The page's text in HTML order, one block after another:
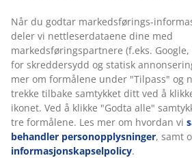
Når du godtar markedsførings-
deler vi nettleserdataene dine med
markedsføringspartnere (f.eks. Google,
for skreddersydd og statisk
mer om formålene under "Tilpass" og
trekke tilbake samtykket ditt ved å
ikonet. Ved å klikke "Godta alle"
tre formålene. Les mer om hvordan vi
behandler personopplysninger, samt
informasjonskapselpolicy.